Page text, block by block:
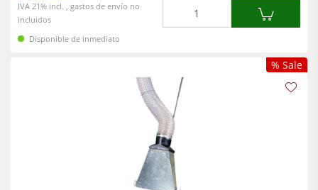
IVA 21% incl. , gastos de envío no
incluidos
Disponible de inmediato
% Sale